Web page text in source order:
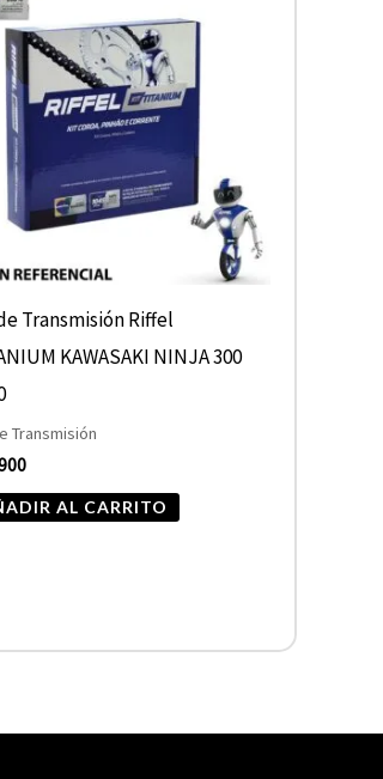
Transmisión Riffel
KAWASAKI NINJA 300
Transmisión
AL CARRITO